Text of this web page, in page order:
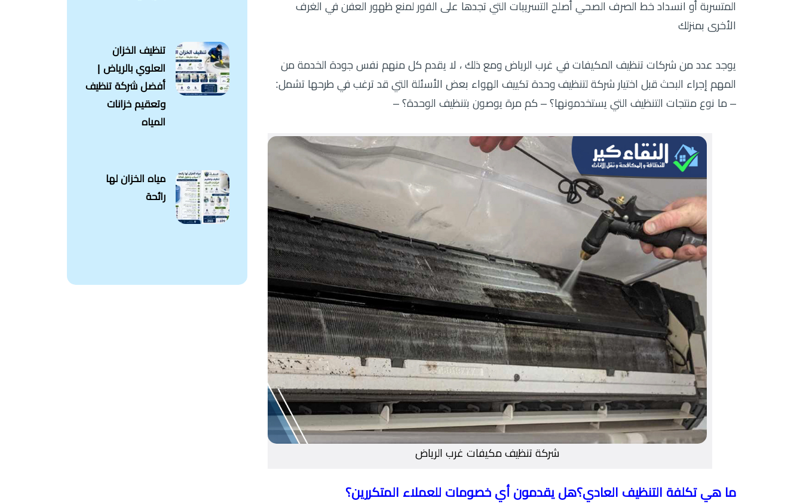
المتسربة أو انسداد خط الصرف الصحي أصلح التسريبات التي تجدها على الفور لمنع ظهور العفن في الغرف
الأخرى بمنزلك
يوجد عدد من شركات تنظيف المكيفات في غرب الرياض ومع ذلك ، لا يقدم كل منهم نفس جودة الخدمة من
المهم إجراء البحث قبل اختيار شركة لتنظيف وحدة تكييف الهواء بعض الأسئلة التي قد ترغب في طرحها تشمل:
– ما نوع منتجات التنظيف التي يستخدمونها؟ – كم مرة يوصون بتنظيف الوحدة؟ –
شركة تنظيف مكيفات غرب الرياض
ما هي تكلفة التنظيف العادي؟هل يقدمون أي خصومات للعملاء المتكررين؟
تنظيف الخزان
العلوي بالرياض |
أفضل شركة تنظيف
وتعقيم خزانات
المياه
مياه الخزان لها
رائحة